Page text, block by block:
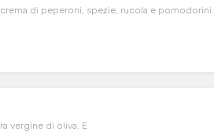
di peperoni, spezie, rucola e pomodorini.
vergine di oliva. E